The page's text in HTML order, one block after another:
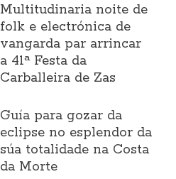
Multitudinaria noite de
folk e electrónica de
vangarda par arrincar
a 41ª Festa da
Carballeira de Zas
Guía para gozar da
eclipse no esplendor da
súa totalidade na Costa
da Morte